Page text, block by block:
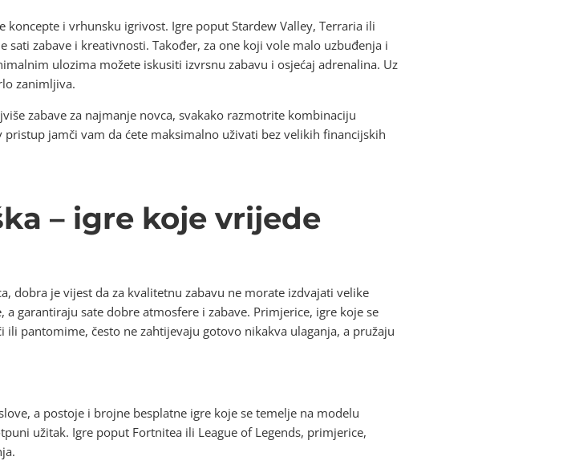
i vrhunsku igrivost. Igre poput Stardew Valley, Terraria ili
zabave i kreativnosti. Također, za one koji vole malo uzbuđenja i
ulozima možete iskusiti izvrsnu zabavu i osjećaj adrenalina. Uz
zanimljiva.
zabave za najmanje novca, svakako razmotrite kombinaciju
jamči vam da ćete maksimalno uživati bez velikih financijskih
– igre koje vrijede
dobra je vijest da za kvalitetnu zabavu ne morate izdvajati velike
garantiraju sate dobre atmosfere i zabave. Primjerice, igre koje se
pantomime, često ne zahtijevaju gotovo nikakva ulaganja, a pružaju
a postoje i brojne besplatne igre koje se temelje na modelu
užitak. Igre poput Fortnitea ili League of Legends, primjerice,